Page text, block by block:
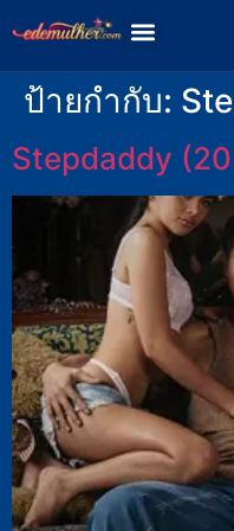
ป้ายกำกับ:
Stepdaddy